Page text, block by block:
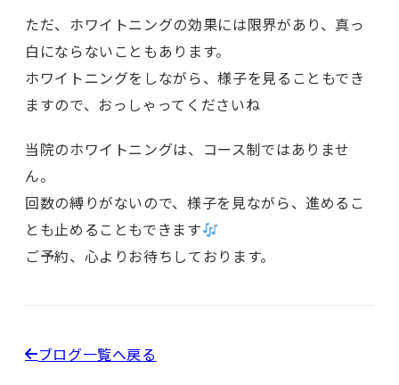
ただ、ホワイトニングの効果には限界があり、真っ
白にならないこともあります。
ホワイトニングをしながら、様子を見ることもでき
ますので、おっしゃってくださいね
当院のホワイトニングは、コース制ではありませ
ん。
回数の縛りがないので、様子を見ながら、進めるこ
とも止めることもできます
ご予約、心よりお待ちしております。
ブログ一覧へ戻る